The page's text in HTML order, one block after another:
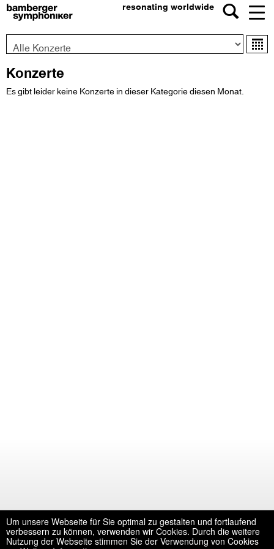
Um unsere Webseite für Sie optimal zu gestalten und fortlaufend
verbessern zu können, verwenden wir Cookies. Durch die weitere
Nutzung der Webseite stimmen Sie der Verwendung von Cookies
resonating worldwide
Konzert-
Typ
Konzerte
Es gibt leider keine Konzerte in dieser Kategorie diesen Monat.